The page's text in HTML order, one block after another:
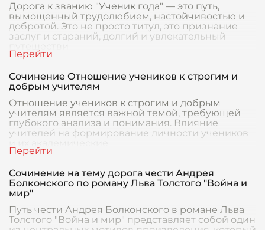
Дорога к званию "Ученик года" — это путь,
вымощенный трудолюбием, настойчивостью и
добротой. Это не просто титул, это признание
заслуг и стараний, долгий и увлекательный
Сочинение Отношение учеников к строгим и
добрым учителям
Отношение учеников к строгим и добрым
учителям является важной темой, требующей
глубокого анализа и понимания. Влияние
учителей на формирование личности учеников
Сочинение на тему дорога чести Андрея
Болконского по роману Льва Толстого "Война и
мир"
Путь чести Андрея Болконского в романе Льва
Толстого "Война и мир" представляет собой один